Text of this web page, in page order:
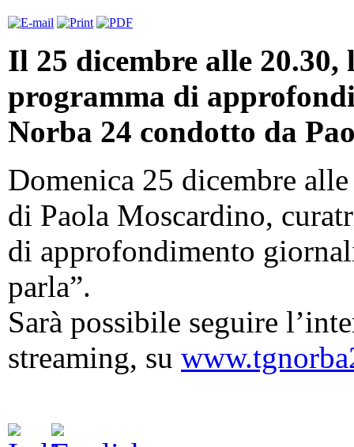
Il 25 dicembre alle 20.30,
programma di
Norba 24 condotto da
Domenica 25 dicembre
di Paola Moscardino,
di approfondimento
parla”.
Sarà possibile seguire
streaming, su